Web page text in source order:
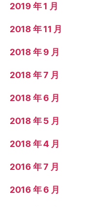
2019 年 1 月
2018 年 11 月
2018 年 9 月
2018 年 7 月
2018 年 6 月
2018 年 5 月
2018 年 4 月
2016 年 7 月
2016 年 6 月